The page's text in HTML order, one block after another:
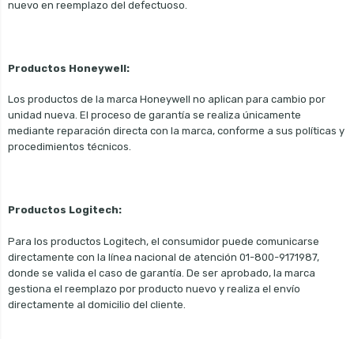
nuevo en reemplazo del defectuoso.
Productos Honeywell:
Los productos de la marca Honeywell no aplican para cambio por
unidad nueva. El proceso de garantía se realiza únicamente
mediante reparación directa con la marca, conforme a sus políticas y
procedimientos técnicos.
Productos Logitech:
Para los productos Logitech, el consumidor puede comunicarse
directamente con la línea nacional de atención 01-800-9171987,
donde se valida el caso de garantía. De ser aprobado, la marca
gestiona el reemplazo por producto nuevo y realiza el envío
directamente al domicilio del cliente.